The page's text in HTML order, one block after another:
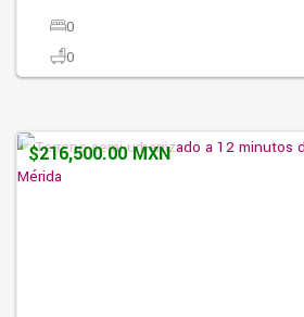
0
0
$216,500.00 MXN